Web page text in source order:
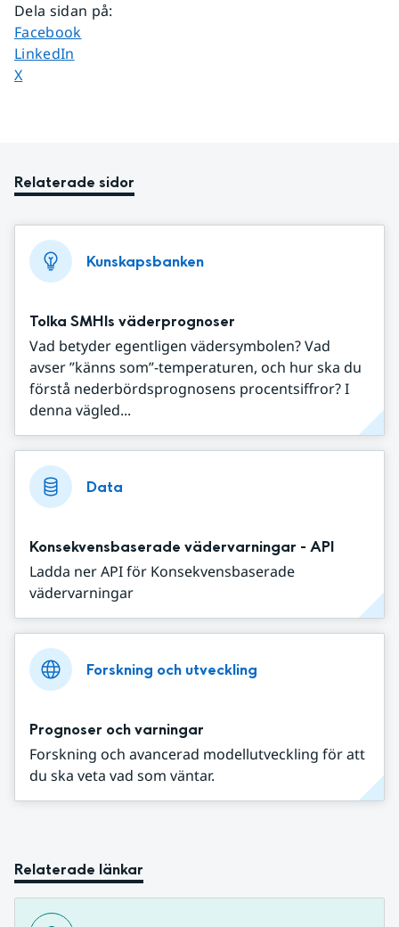
Dela sidan på:
Dela sidan på
Facebook
Dela sidan på
LinkedIn
Dela sidan på
X
Relaterade sidor
Kunskapsbanken
Tolka SMHIs väderprognoser
Vad betyder egentligen vädersymbolen? Vad
avser ”känns som”-temperaturen, och hur ska du
förstå nederbördsprognosens procentsiffror? I
denna vägled...
Data
Konsekvensbaserade vädervarningar - API
Ladda ner API för Konsekvensbaserade
vädervarningar
Forskning och utveckling
Prognoser och varningar
Forskning och avancerad modellutveckling för att
du ska veta vad som väntar.
Relaterade länkar